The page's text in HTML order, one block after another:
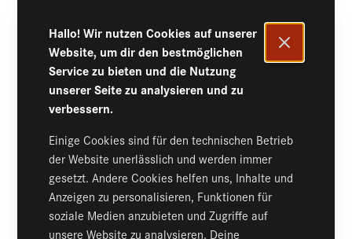
Auf Lager
inkl. 19% MwSt.
Basispreis2,38 €/Liter+ 0,08 €Pfand 1,19 €
Konfigurieren
DETAILS
Hallo! Wir nutzen Cookies auf unserer
Website, um dir den bestmöglichen
Service zu bieten und die Nutzung
unserer Seite zu analysieren und zu
verbessern.
Einige Cookies sind für den technischen Betrieb
der Website unerlässlich und werden immer
gesetzt. Andere Cookies helfen uns, Inhalte und
Anzeigen zu personalisieren, Funktionen für
soziale Medien anzubieten und Zugriffe auf
unsere Website zu analysieren. Deine